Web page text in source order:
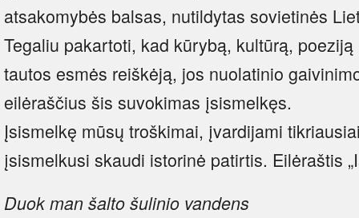
atsakomybės balsas, nutildytas sovietinės
Tegaliu pakartoti, kad kūrybą, kultūrą,
tautos esmės reiškėją, jos nuolatinio
eilėraščius šis suvokimas įsismelkęs.
Įsismelkę mūsų troškimai, įvardijami
įsismelkusi skaudi istorinė patirtis. Eilėraštis
Duok man šalto šulinio vandens